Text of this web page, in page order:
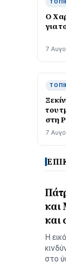
Ο
για
7
του
στη
7
και
και
Η
στο